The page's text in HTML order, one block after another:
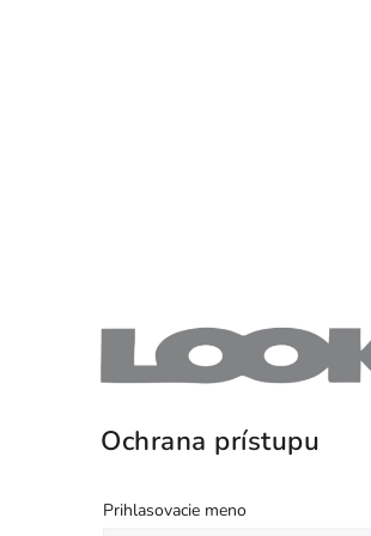
Ochrana prístupu
Prihlasovacie meno